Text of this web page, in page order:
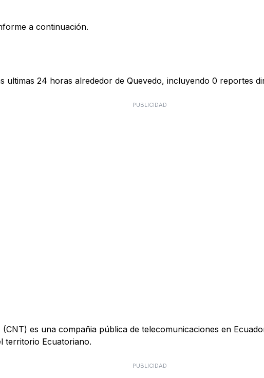
a continuación.
ultimas 24 horas alrededor de Quevedo, incluyendo 0 reportes
PUBLICIDAD
es una compañia pública de telecomunicaciones en
territorio Ecuatoriano.
PUBLICIDAD